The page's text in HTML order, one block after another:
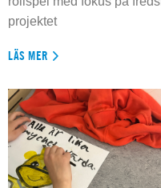
projektet
LÄS MER